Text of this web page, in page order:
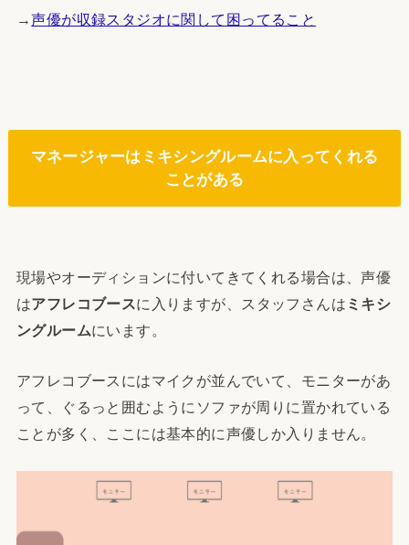
→声優が収録スタジオに関して困ってること
マネージャーはミキシングルームに入ってくれる
ことがある
現場やオーディションに付いてきてくれる場合は、声優
はアフレコブースに入りますが、スタッフさんは ミキシ
ングルームにいます。
アフレコブースにはマイクが並んでいて、モニターがあ
って、ぐるっと囲むようにソファが周りに置かれている
ことが多く、ここには基本的に声優しか入りません。